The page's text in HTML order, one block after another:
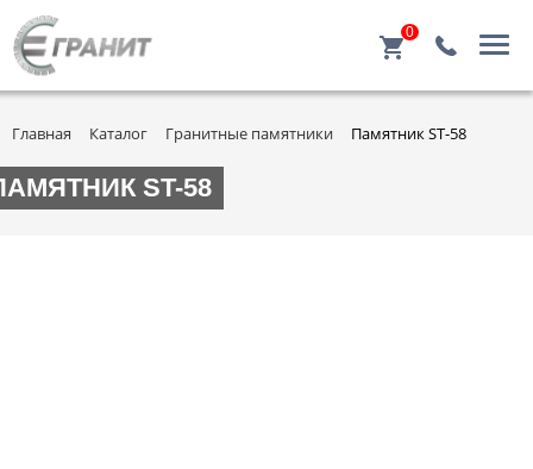
0
Главная Каталог Гранитные памятники Памятник ST-58
ST-58